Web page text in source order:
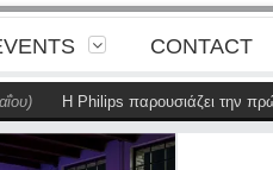
CONTACT
Η Philips παρουσιάζει την